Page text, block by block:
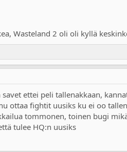
Wasteland 2 oli oli kyllä
ettei peli tallenakkaan,
ottaa fightit uusiks ku ei oo
tommonen, toinen bugi
tulee HQ:n uusiks